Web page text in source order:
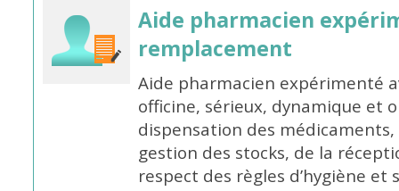
Aide pharmacien
remplacement
Aide pharmacien expérimenté
officine, sérieux, dynamique et
dispensation des
gestion des stocks, de la
respect des règles d’hygiène